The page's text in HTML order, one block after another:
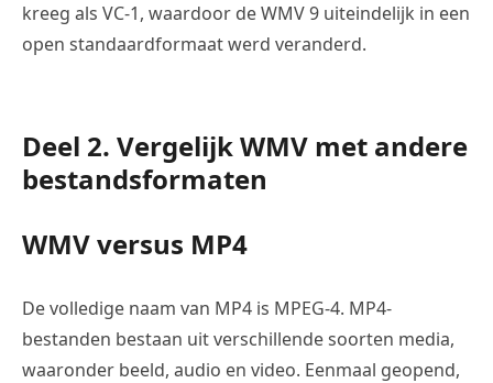
kreeg als VC-1, waardoor de WMV 9 uiteindelijk in een
open standaardformaat werd veranderd.
Deel 2. Vergelijk WMV met andere
bestandsformaten
WMV versus MP4
De volledige naam van MP4 is MPEG-4. MP4-
bestanden bestaan uit verschillende soorten media,
waaronder beeld, audio en video. Eenmaal geopend,